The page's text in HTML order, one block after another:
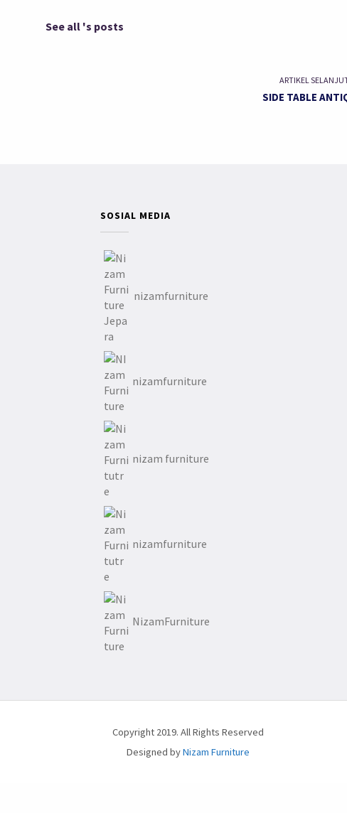
See all 's posts
ARTIKEL
SIDE TABLE
SOSIAL MEDIA
nizamfurniture
nizamfurniture
nizam furniture
nizamfurniture
NizamFurniture
Copyright 2019. All Rights Reserved
Designed byNizam Furniture